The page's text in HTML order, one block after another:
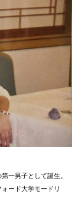
一男子として誕生。
ード大学モードリ